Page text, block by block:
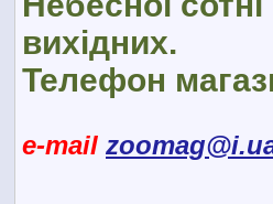
вихідних.
Телефон
e-mail